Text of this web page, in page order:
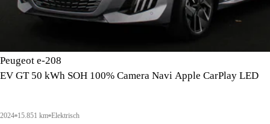
Peugeot e-208
EV GT 50 kWh SOH 100% Camera Navi Apple CarPlay LED
2024 15.851 km Elektrisch